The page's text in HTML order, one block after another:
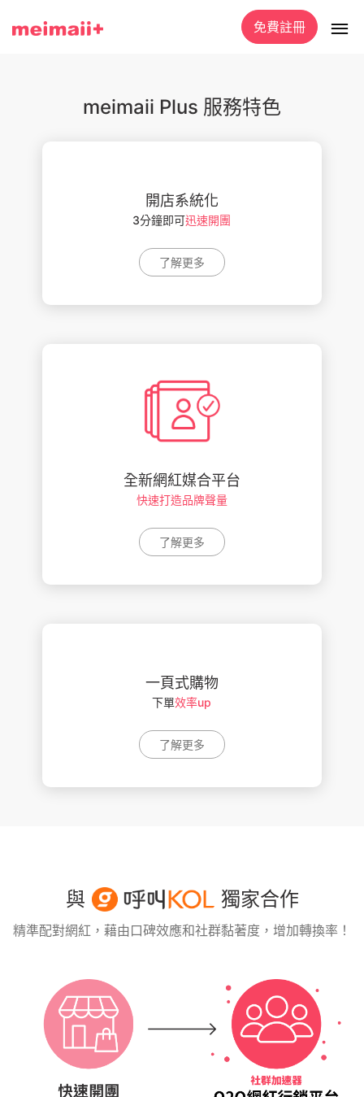
免費註冊
meimaii Plus 服務特色
開店系統化
3分鐘即可迅速開團
了解更多
全新網紅媒合平台
快速打造品牌聲量
了解更多
一頁式購物
下單效率up
了解更多
與 獨家合作
精準配對網紅，藉由口碑效應和社群黏著度，增加轉換率！